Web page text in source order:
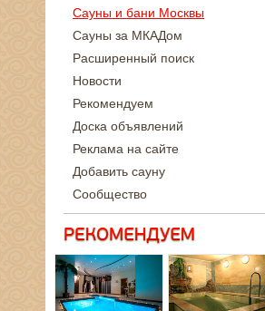
Сауны и бани Москвы
Сауны за МКАДом
Расширенный поиск
Новости
Рекомендуем
Доска объявлений
Реклама на сайте
Добавить сауну
Сообщество